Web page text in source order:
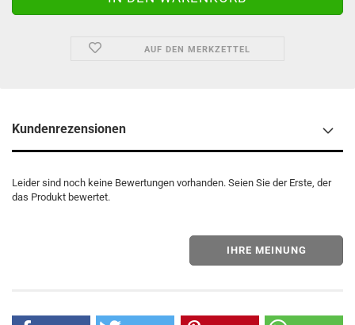
AUF DEN MERKZETTEL
Kundenrezensionen
Leider sind noch keine Bewertungen vorhanden. Seien Sie der Erste, der
das Produkt bewertet.
IHRE MEINUNG